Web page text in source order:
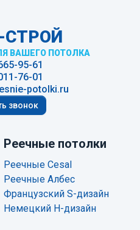
ВАШЕГО ПОТОЛКА
95-61
76-01
potolki.ru
звонок
Реечные потолки
Реечные Cesal
Реечные Албес
Французский S-дизайн
Немецкий H-дизайн